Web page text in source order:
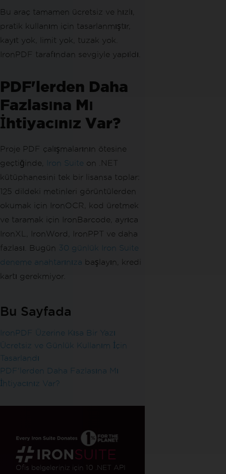
Bu araç tamamen ücretsiz ve hızlı,
pratik kullanım için tasarlanmıştır,
kayıt yok, limit yok, tuzak yok.
IronPDF tarafından sevgiyle yapıldı.
PDF'lerden Daha
Fazlasına Mı
İhtiyacınız Var?
Proje PDF çalışmalarının ötesine
geçtiğinde,
Iron Suite on .NET
kütüphanesini tek bir lisansa toplar:
125 dildeki metinleri görüntülerden
okumak için IronOCR, kod üretmek
ve taramak için IronBarcode, ayrıca
IronXL, IronWord, IronPPT ve daha
fazlası. Bugün 30 günlük Iron Suite
deneme anahtarınıza başlayın, kredi
kartı gerekmiyor.
Bu Sayfada
IronPDF Üzerine Kısa Bir Yazı
Ücretsiz ve Günlük Kullanım İçin
Tasarlandı
PDF'lerden Daha Fazlasına Mı
İhtiyacınız Var?
Ofis belgeleriniz için 10 .NET API